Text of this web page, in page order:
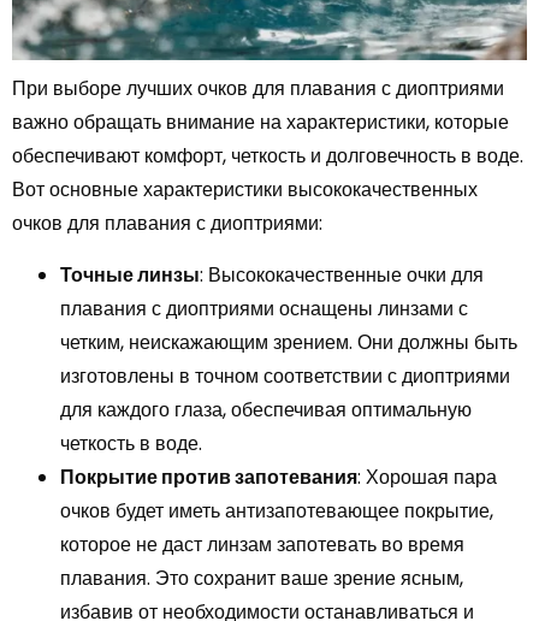
При выборе лучших очков для плавания с диоптриями
важно обращать внимание на характеристики, которые
обеспечивают комфорт, четкость и долговечность в воде.
Вот основные характеристики высококачественных
очков для плавания с диоптриями:
Точные линзы: Высококачественные очки для
плавания с диоптриями оснащены линзами с
четким, неискажающим зрением. Они должны быть
изготовлены в точном соответствии с диоптриями
для каждого глаза, обеспечивая оптимальную
четкость в воде.
Покрытие против запотевания: Хорошая пара
очков будет иметь антизапотевающее покрытие,
которое не даст линзам запотевать во время
плавания. Это сохранит ваше зрение ясным,
избавив от необходимости останавливаться и